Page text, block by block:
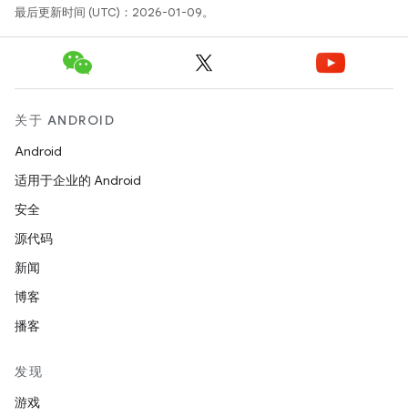
最后更新时间 (UTC)：2026-01-09。
关于 ANDROID
Android
适用于企业的 Android
安全
源代码
新闻
博客
播客
发现
游戏